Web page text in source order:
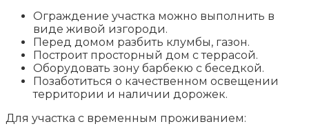
Ограждение участка можно выполнить в
виде живой изгороди.
Перед домом разбить клумбы, газон.
Построит просторный дом с террасой.
Оборудовать зону барбекю с беседкой.
Позаботиться о качественном освещении
территории и наличии дорожек.
Для участка с временным проживанием: